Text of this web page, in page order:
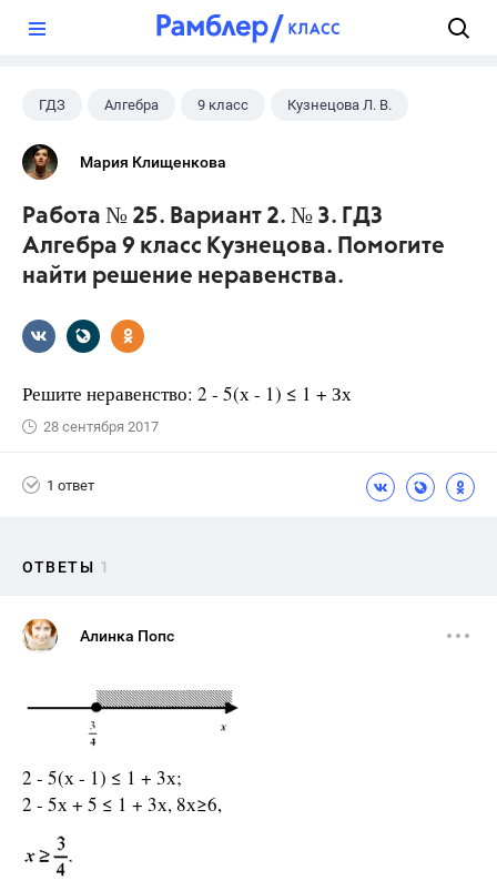
ГДЗ Алгебра 9 класс Кузнецова Л. В.
Мария Клищенкова
Работа № 25. Вариант 2. № 3. ГДЗ
Алгебра 9 класс Кузнецова. Помогите
найти решение неравенства.
Решите неравенство: 2 - 5(х - 1) ≤ 1 + Зх
28 сентября 2017
1 ответ
ОТВЕТЫ 1
Алинка Попс
2 - 5(х - 1) ≤ 1 + 3х;
2 - 5х + 5 ≤ 1 + 3х, 8х≥6,